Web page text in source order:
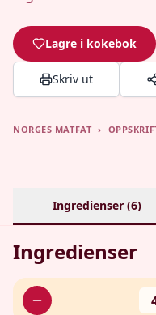
Lagre i kokebok
Skriv ut
NORGES MATFAT ›
Ingredienser (6)
Ingredienser